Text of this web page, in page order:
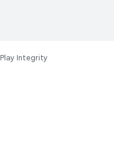
Play Integrity